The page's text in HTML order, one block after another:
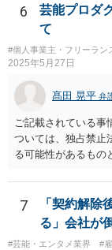
じて損害の補償を
そこで「これはう
回答があれば、今
して契約を見送られ
6
芸能プロダ
て
#個人事業主・フリーラン
2025年5月27日
髙田 晃平 弁
ご記載されている事
ついては、独占禁止
る可能性があるもの
で、弁護士を通じて
ます。
7
「契約解除
る」会社が
#芸能・エンタメ業界 #